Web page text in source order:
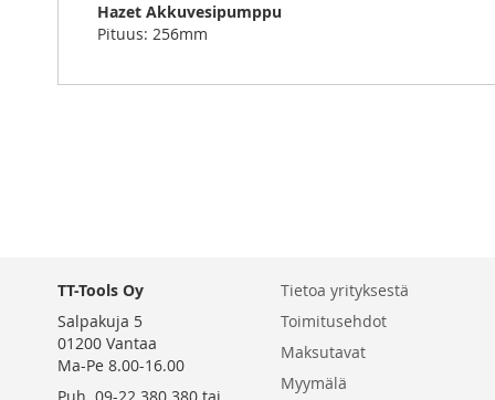
images
Hazet Akkuvesipumppu
Pituus: 256mm
TT-Tools Oy
Salpakuja 5
01200 Vantaa
Ma-Pe 8.00-16.00
Tietoa yrityksestä
Toimitusehdot
Maksutavat
Myymälä